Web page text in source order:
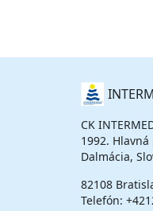
O
NÁS
CK
1992.
Dalmácia,
82108
Telefón: